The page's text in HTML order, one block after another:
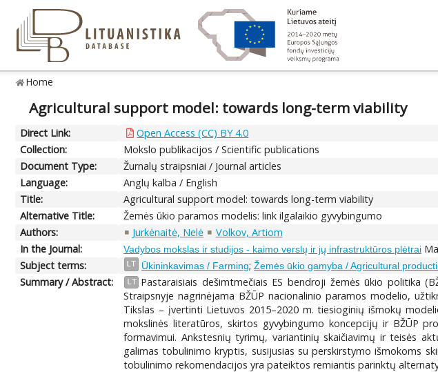
Home
Agricultural support model: towards long-term viability
Direct Link:
Open Access (CC) BY 4.0
Collection:
Mokslo publikacijos / Scientific publications
Document Type:
Žurnalų straipsniai / Journal articles
Language:
Anglų kalba / English
Title:
Agricultural support model: towards long-term viability
Alternative Title:
Žemės ūkio paramos modelis: link ilgalaikio gyvybingumo
Authors:
Jurkėnaitė, Nelė
Volkov, Artiom
In the Journal:
Vadybos mokslas ir studijos - kaimo verslų ir jų infrastruktūros plėtrai
Subject terms:
LT Ūkininkavimas / Farming;Žemės ūkio gamyba / Agricultural
Summary / Abstract: LT Pastaraisiais dešimtmečiais ES bendroji žemės ūkio politika
Straipsnyje nagrinėjama BŽŪP nacionalinio paramos modelio,
Tikslas – įvertinti Lietuvos 2015–2020 m. tiesioginių išmokų
mokslinės literatūros, skirtos gyvybingumo koncepcijų ir BŽŪP
formavimui. Ankstesnių tyrimų, variantinių skaičiavimų ir teisės
galimas tobulinimo kryptis, susijusias su perskirstymo išmokoms
tobulinimo rekomendacijos yra pateiktos remiantis parinktų